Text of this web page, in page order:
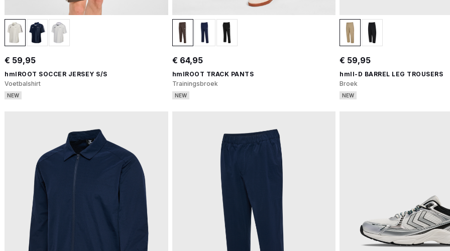
€ 59,95
hmlROOT SOCCER JERSEY S/S
Voetbalshirt
NEW
€ 64,95
hmlROOT TRACK PANTS
Trainingsbroek
NEW
€ 59,95
hmlI-D BARREL LEG TROUSERS
Broek
NEW